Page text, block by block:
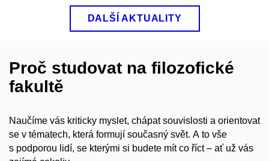
DALŠÍ AKTUALITY
Proč studovat na filozofické
fakultě
Naučíme vás kriticky myslet, chápat souvislosti a orientovat
se v tématech, která formují současný svět. A to vše
s podporou lidí, se kterými si budete mít co říct – ať už vás